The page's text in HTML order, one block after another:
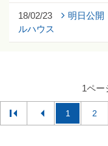
18/02/23
明日公開
ルハウス
1ペー
1 2